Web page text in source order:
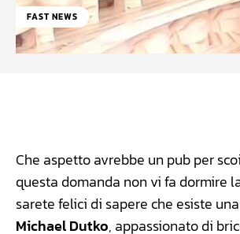
FAST NEWS
Che aspetto avrebbe un pub per
questa domanda non vi fa dormire
sarete felici di sapere che esiste
Michael Dutko, appassionato di